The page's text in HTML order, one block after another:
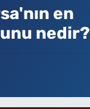
en
nedir?